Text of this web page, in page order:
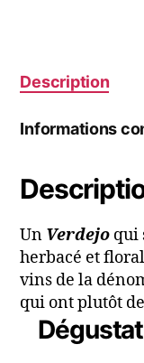
Description
Informations
Un Verdejo qui
herbacé et
vins de la
qui ont plutôt